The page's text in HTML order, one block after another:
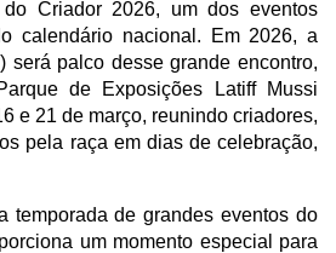
do Criador 2026, um dos eventos
calendário nacional. Em 2026, a
será palco desse grande encontro,
de Exposições Latiff Mussi
e 21 de março, reunindo criadores,
pela raça em dias de celebração,
temporada de grandes eventos do
um momento especial para